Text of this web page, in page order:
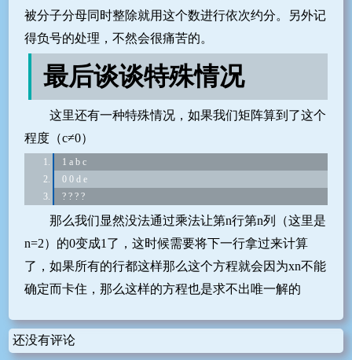
被分子分母同时整除就用这个数进行依次约分。另外记
得负号的处理，不然会很痛苦的。
最后谈谈特殊情况
这里还有一种特殊情况，如果我们矩阵算到了这个
程度（c≠0）
1 a b c
0 0 d e
? ? ? ?
那么我们显然没法通过乘法让第n行第n列（这里是
n=2）的0变成1了，这时候需要将下一行拿过来计算
了，如果所有的行都这样那么这个方程就会因为xn不能
确定而卡住，那么这样的方程也是求不出唯一解的
还没有评论